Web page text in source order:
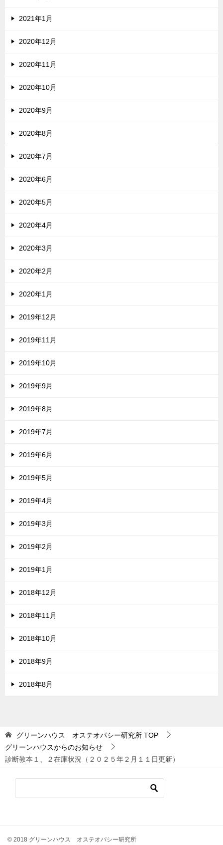
2021年1月
2020年12月
2020年11月
2020年10月
2020年9月
2020年8月
2020年7月
2020年6月
2020年5月
2020年4月
2020年3月
2020年2月
2020年1月
2019年12月
2019年11月
2019年10月
2019年9月
2019年8月
2019年7月
2019年6月
2019年5月
2019年4月
2019年3月
2019年2月
2019年1月
2018年12月
2018年11月
2018年10月
2018年9月
2018年8月
グリーンハウス オステオパシー研究所 TOP
グリーンハウスからのお知らせ
診断教本１、２在庫状況（２０２５年２月１１日更新）
© 2018 グリーンハウス オステオパシー研究所